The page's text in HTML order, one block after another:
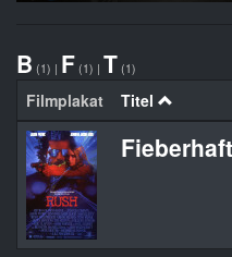
B (1) | F (1) | T (1)
Filmplakat Titel
Fieberhaft